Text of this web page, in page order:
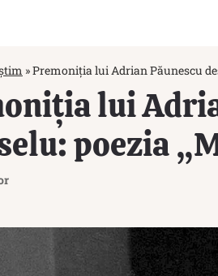
»Premoniția lui Adrian Păunescu
lui
poezia